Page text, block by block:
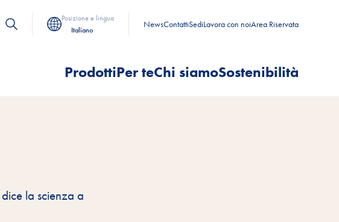
Posizione e lingua
Italiano
NewsContattiSediLavora con noiArea Riservata
ProdottiPer teChi siamoSostenibilità
la scienza a